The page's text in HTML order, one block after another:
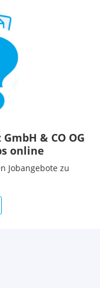
& CO OG
online
Jobangebote zu